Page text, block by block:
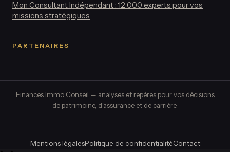
Mon Consultant Indépendant : 12 000 experts pour vos
missions stratégiques
PARTENAIRES
Finances Immo Conseil — analyses et repères pour vos décisions
de patrimoine, d'assurance et de carrière.
Mentions légalesPolitique de confidentialitéContact